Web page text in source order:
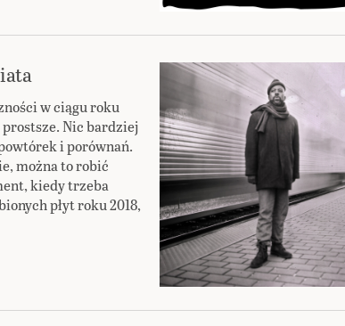
w ciągu roku
Nic bardziej
i porównań.
można to robić
kiedy trzeba
płyt roku 2018,